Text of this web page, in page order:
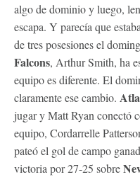
algo de dominio y luego,
escapa. Y parecía que
de tres posesiones el
Falcons, Arthur Smith, ha
equipo es diferente. El
claramente ese cambio.
jugar y Matt Ryan conectó
equipo, Cordarrelle
pateó el gol de campo
victoria por 27-25 sobre